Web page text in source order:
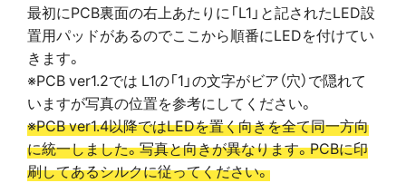
最初にPCB裏面の右上あたりに「L1」と記されたLED設
置用パッドがあるのでここから順番にLEDを付けてい
きます。
※PCB ver1.2では L1の「1」の文字がビア（穴）で隠れて
いますが写真の位置を参考にしてください。
※PCB ver1.4以降ではLEDを置く向きを全て同一方向
に統一しました。写真と向きが異なります。PCBに印
刷してあるシルクに従ってください。